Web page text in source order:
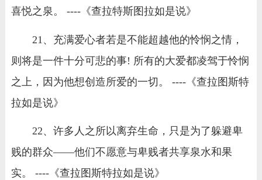
喜悦之泉。 ----《查拉特斯图拉如是说》
21、充满爱心者若是不能超越他的怜悯之情，
则将是一件十分可悲的事! 所有的大爱都凌驾于怜悯
之上，因为他想创造所爱的一切。 ----《查拉图斯特
拉如是说》
22、许多人之所以离弃生命，只是为了躲避卑
贱的群众——他们不愿意与卑贱者共享泉水和果
实。 ----《查拉图斯特拉如是说》